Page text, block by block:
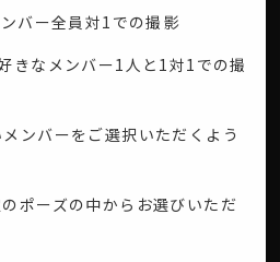
ー全員対1での撮影
きなメンバー1人と1対1での撮
ンバーをご選択いただくよう
ポーズの中からお選びいただ